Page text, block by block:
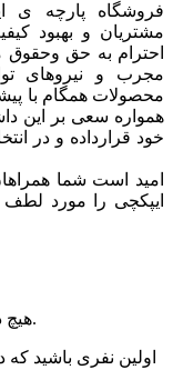
فروشگاه پارچه ی
مشتريان و بهبود
احترام به حق وحقوق
مجرب و نیروهای
محصولات همگام با
همواره سعی بر این
خود قرارداده و در
امید است شما
ایپکچی را مورد لطف
هیچ دیدگاهی برای این محصول نوشته نشده است.
اولین نفری باشید